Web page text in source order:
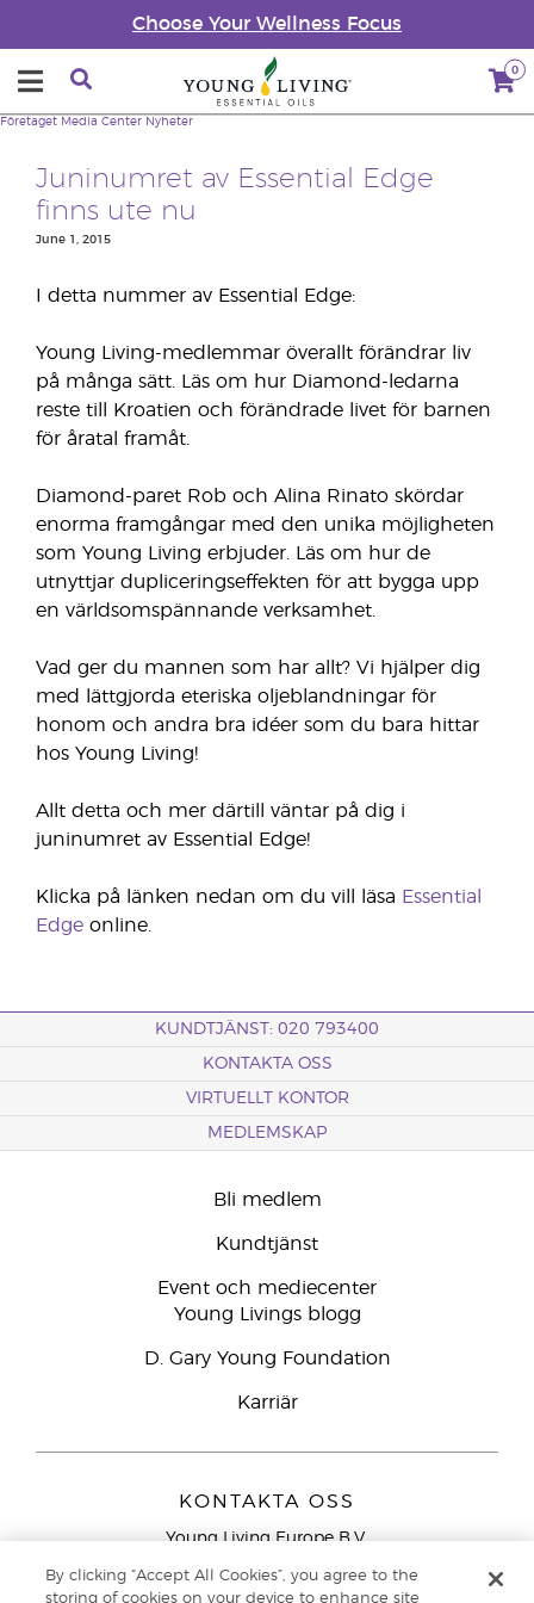
Choose Your Wellness Focus
0
Företaget Media Center Nyheter
Juninumret av Essential Edge
finns ute nu
June 1, 2015
I detta nummer av Essential Edge:
Young Living-medlemmar överallt förändrar liv
på många sätt. Läs om hur Diamond-ledarna
reste till Kroatien och förändrade livet för barnen
för åratal framåt.
Diamond-paret Rob och Alina Rinato skördar
enorma framgångar med den unika möjligheten
som Young Living erbjuder. Läs om hur de
utnyttjar dupliceringseffekten för att bygga upp
en världsomspännande verksamhet.
Vad ger du mannen som har allt? Vi hjälper dig
med lättgjorda eteriska oljeblandningar för
honom och andra bra idéer som du bara hittar
hos Young Living!
Allt detta och mer därtill väntar på dig i
juninumret av Essential Edge!
Klicka på länken nedan om du vill läsa Essential
Edge online.
KUNDTJÄNST: 020 793400
KONTAKTA OSS
VIRTUELLT KONTOR
MEDLEMSKAP
Bli medlem
Kundtjänst
Event och mediecenter
Young Livings blogg
D. Gary Young Foundation
Karriär
KONTAKTA OSS
Young Living Europe B.V.
9727 AJ Groningen
By clicking “Accept All Cookies”, you agree to the
storing of cookies on your device to enhance site